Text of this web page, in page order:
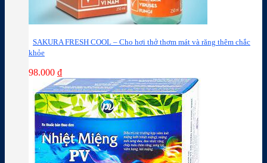
SAKURA FRESH COOL – Cho hơi thở thơm mát và răng thêm chắc
khỏe
98.000 ₫